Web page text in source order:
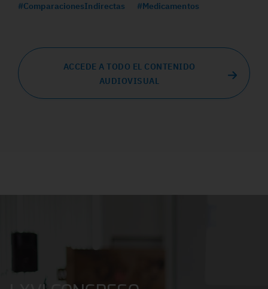
#ComparacionesIndirectas
#Medicamentos
ACCEDE A TODO EL CONTENIDO
AUDIOVISUAL